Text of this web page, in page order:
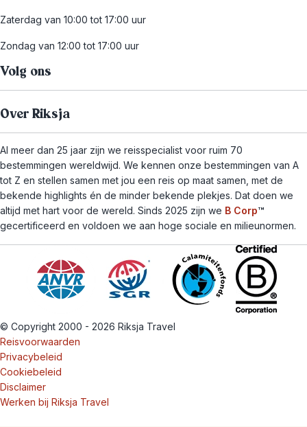
Zaterdag van 10:00 tot 17:00 uur
Zondag van 12:00 tot 17:00 uur
Volg ons
Over Riksja
Al meer dan 25 jaar zijn we reisspecialist voor ruim 70
bestemmingen wereldwijd. We kennen onze bestemmingen van A
tot Z en stellen samen met jou een reis op maat samen, met de
bekende highlights én de minder bekende plekjes. Dat doen we
altijd met hart voor de wereld. Sinds 2025 zijn we B Corp™
gecertificeerd en voldoen we aan hoge sociale en milieunormen.
© Copyright 2000 - 2026 Riksja Travel
Reisvoorwaarden
Privacybeleid
Cookiebeleid
Disclaimer
Werken bij Riksja Travel